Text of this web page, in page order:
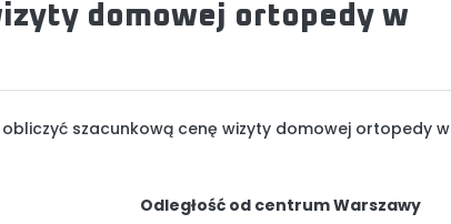
domowej ortopedy w
szacunkową cenę wizyty domowej ortopedy w
Odległość od centrum Warszawy